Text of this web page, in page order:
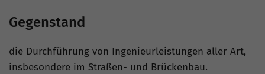
Gegenstand
die Durchführung von Ingenieurleistungen aller Art,
insbesondere im Straßen- und Brückenbau.